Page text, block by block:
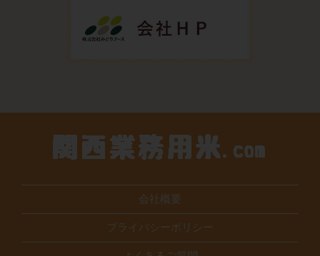
会社概要
プライバシーポリシー